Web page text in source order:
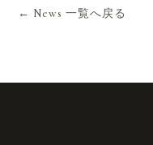
← News 一覧へ戻る